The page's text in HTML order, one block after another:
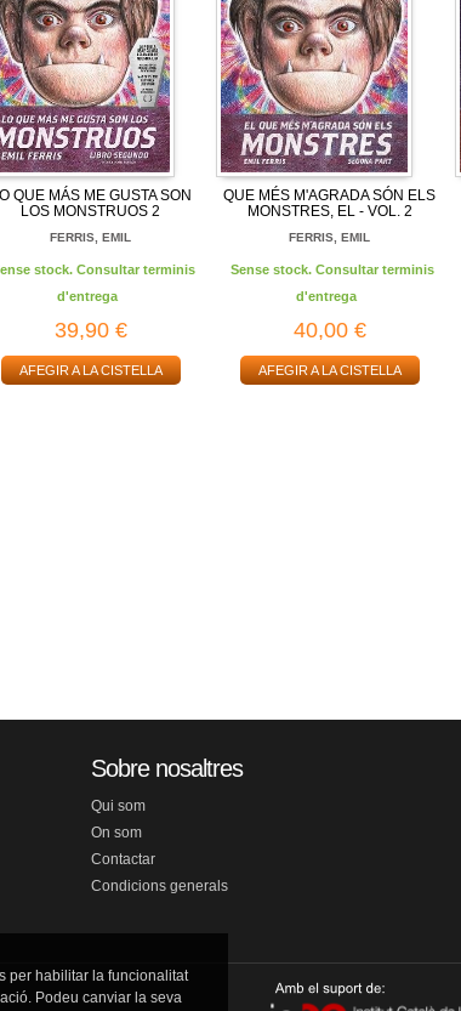
QUE MÁS ME GUSTA SON
LOS MONSTRUOS 2
FERRIS, EMIL
stock. Consultar terminis
d'entrega
39,90 €
AFEGIR A LA CISTELLA
QUE MÉS M'AGRADA SÓN ELS
MONSTRES, EL - VOL. 2
FERRIS, EMIL
Sense stock. Consultar terminis
d'entrega
40,00 €
AFEGIR A LA CISTELLA
Sobre nosaltres
Qui som
On som
Contactar
Condicions generals
per habilitar la funcionalitat
Podeu canviar la seva